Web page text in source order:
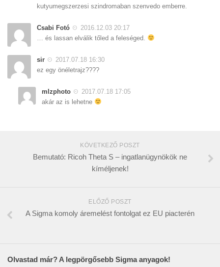
kutyumegszerzesi szindromaban szenvedo emberre.
Csabi Fotó
2016.12.03 20:17
… és lassan elválik tőled a feleséged.
sir
2017.07.18 16:30
ez egy önéletrajz????
mlzphoto
2017.07.18 17:05
akár az is lehetne
KÖVETKEZŐ POSZT
Bemutató: Ricoh Theta S – ingatlanügynökök ne
kíméljenek!
ELŐZŐ POSZT
A Sigma komoly áremelést fontolgat ez EU piacterén
Olvastad már? A legpörgősebb Sigma anyagok!